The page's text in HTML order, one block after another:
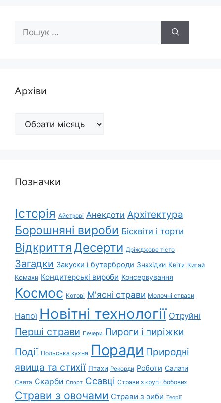
Архіви
Архіви
Позначки
Історія Айстрові Анекдоти Архітектура
Борошняні вироби Бісквіти і торти
Відкриття Десерти Дріжджове тісто
Загадки Закуски і бутерброди Знахідки Квіти Китай
Комахи Кондитерські вироби Консервування
Космос Котові М'ясні страви Молочні страви
Напої Новітні технології Отруйні
Перші страви Печери Пироги і пиріжки
Події Польська кухня Поради Природні
явища та стихії Птахи Рекорди Роботи Салати
Свята Скарби Спорт Ссавці Страви з круп і бобових
Страви з овочами Страви з риби Теорії